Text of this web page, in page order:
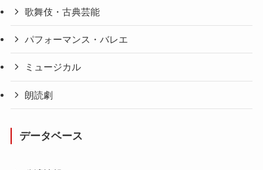
歌舞伎・古典芸能
パフォーマンス・バレエ
ミュージカル
朗読劇
データベース